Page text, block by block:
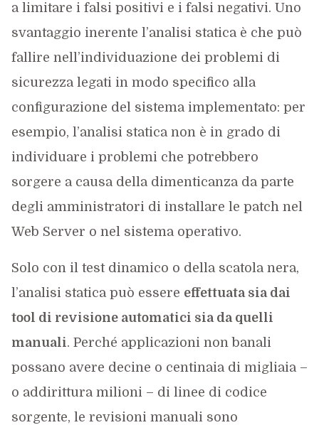
a limitare i falsi positivi e i falsi negativi. Uno
svantaggio inerente l’analisi statica è che può
fallire nell’individuazione dei problemi di
sicurezza legati in modo specifico alla
configurazione del sistema implementato: per
esempio, l’analisi statica non è in grado di
individuare i problemi che potrebbero
sorgere a causa della dimenticanza da parte
degli amministratori di installare le patch nel
Web Server o nel sistema operativo.
Solo con il test dinamico o della scatola nera,
l’analisi statica può essere effettuata sia dai
tool di revisione automatici sia da quelli
manuali. Perché applicazioni non banali
possano avere decine o centinaia di migliaia –
o addirittura milioni – di linee di codice
sorgente, le revisioni manuali sono